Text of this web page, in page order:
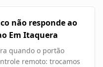
não responde ao
Em Itaquera
quando o portão
remoto: trocamos